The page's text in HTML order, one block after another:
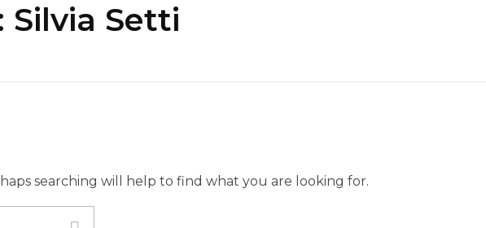
Silvia Setti
searching will help to find what you are looking for.